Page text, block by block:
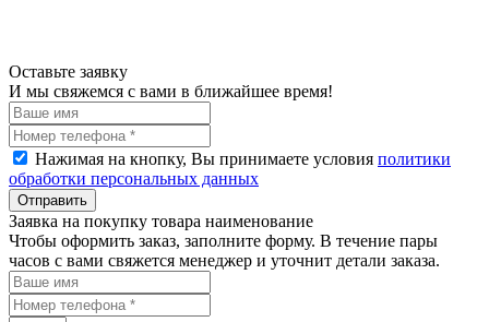
Оставьте заявку
И мы свяжемся с вами в ближайшее время!
Нажимая на кнопку, Вы принимаете условия политики
обработки персональных данных
Отправить
Заявка на покупку товара наименование
Чтобы оформить заказ, заполните форму. В течение пары
часов с вами свяжется менеджер и уточнит детали заказа.